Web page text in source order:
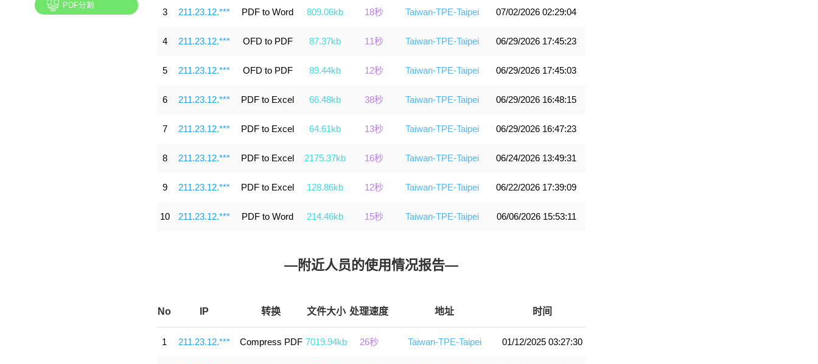
PDF分割
3 211.23.12.*** PDF to Word 809.06kb 18秒 Taiwan-TPE-Taipei 07/02/2026 02:29:04
4 211.23.12.*** OFD to PDF 87.37kb 11秒 Taiwan-TPE-Taipei 06/29/2026 17:45:23
5 211.23.12.*** OFD to PDF 89.44kb 12秒 Taiwan-TPE-Taipei 06/29/2026 17:45:03
6 211.23.12.*** PDF to Excel 66.48kb 38秒 Taiwan-TPE-Taipei 06/29/2026 16:48:15
7 211.23.12.*** PDF to Excel 64.61kb 13秒 Taiwan-TPE-Taipei 06/29/2026 16:47:23
8 211.23.12.*** PDF to Excel 2175.37kb 16秒 Taiwan-TPE-Taipei 06/24/2026 13:49:31
9 211.23.12.*** PDF to Excel 128.86kb 12秒 Taiwan-TPE-Taipei 06/22/2026 17:39:09
10 211.23.12.*** PDF to Word 214.46kb 15秒 Taiwan-TPE-Taipei 06/06/2026 15:53:11
—附近人员的使用情况报告—
No IP 转换 文件大小 处理速度 地址 时间
1 211.23.12.*** Compress PDF 7019.94kb 26秒 Taiwan-TPE-Taipei 01/12/2025 03:27:30